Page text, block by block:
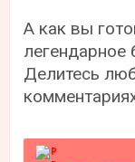
А как вы
Делитесь